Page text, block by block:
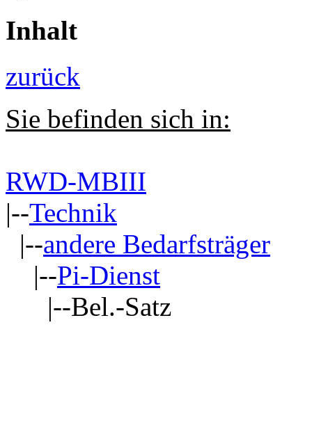
Inhalt
zurück
Sie befinden sich in:
RWD-MBIII
|--Technik
|--andere Bedarfsträger
|--Pi-Dienst
|--Bel.-Satz